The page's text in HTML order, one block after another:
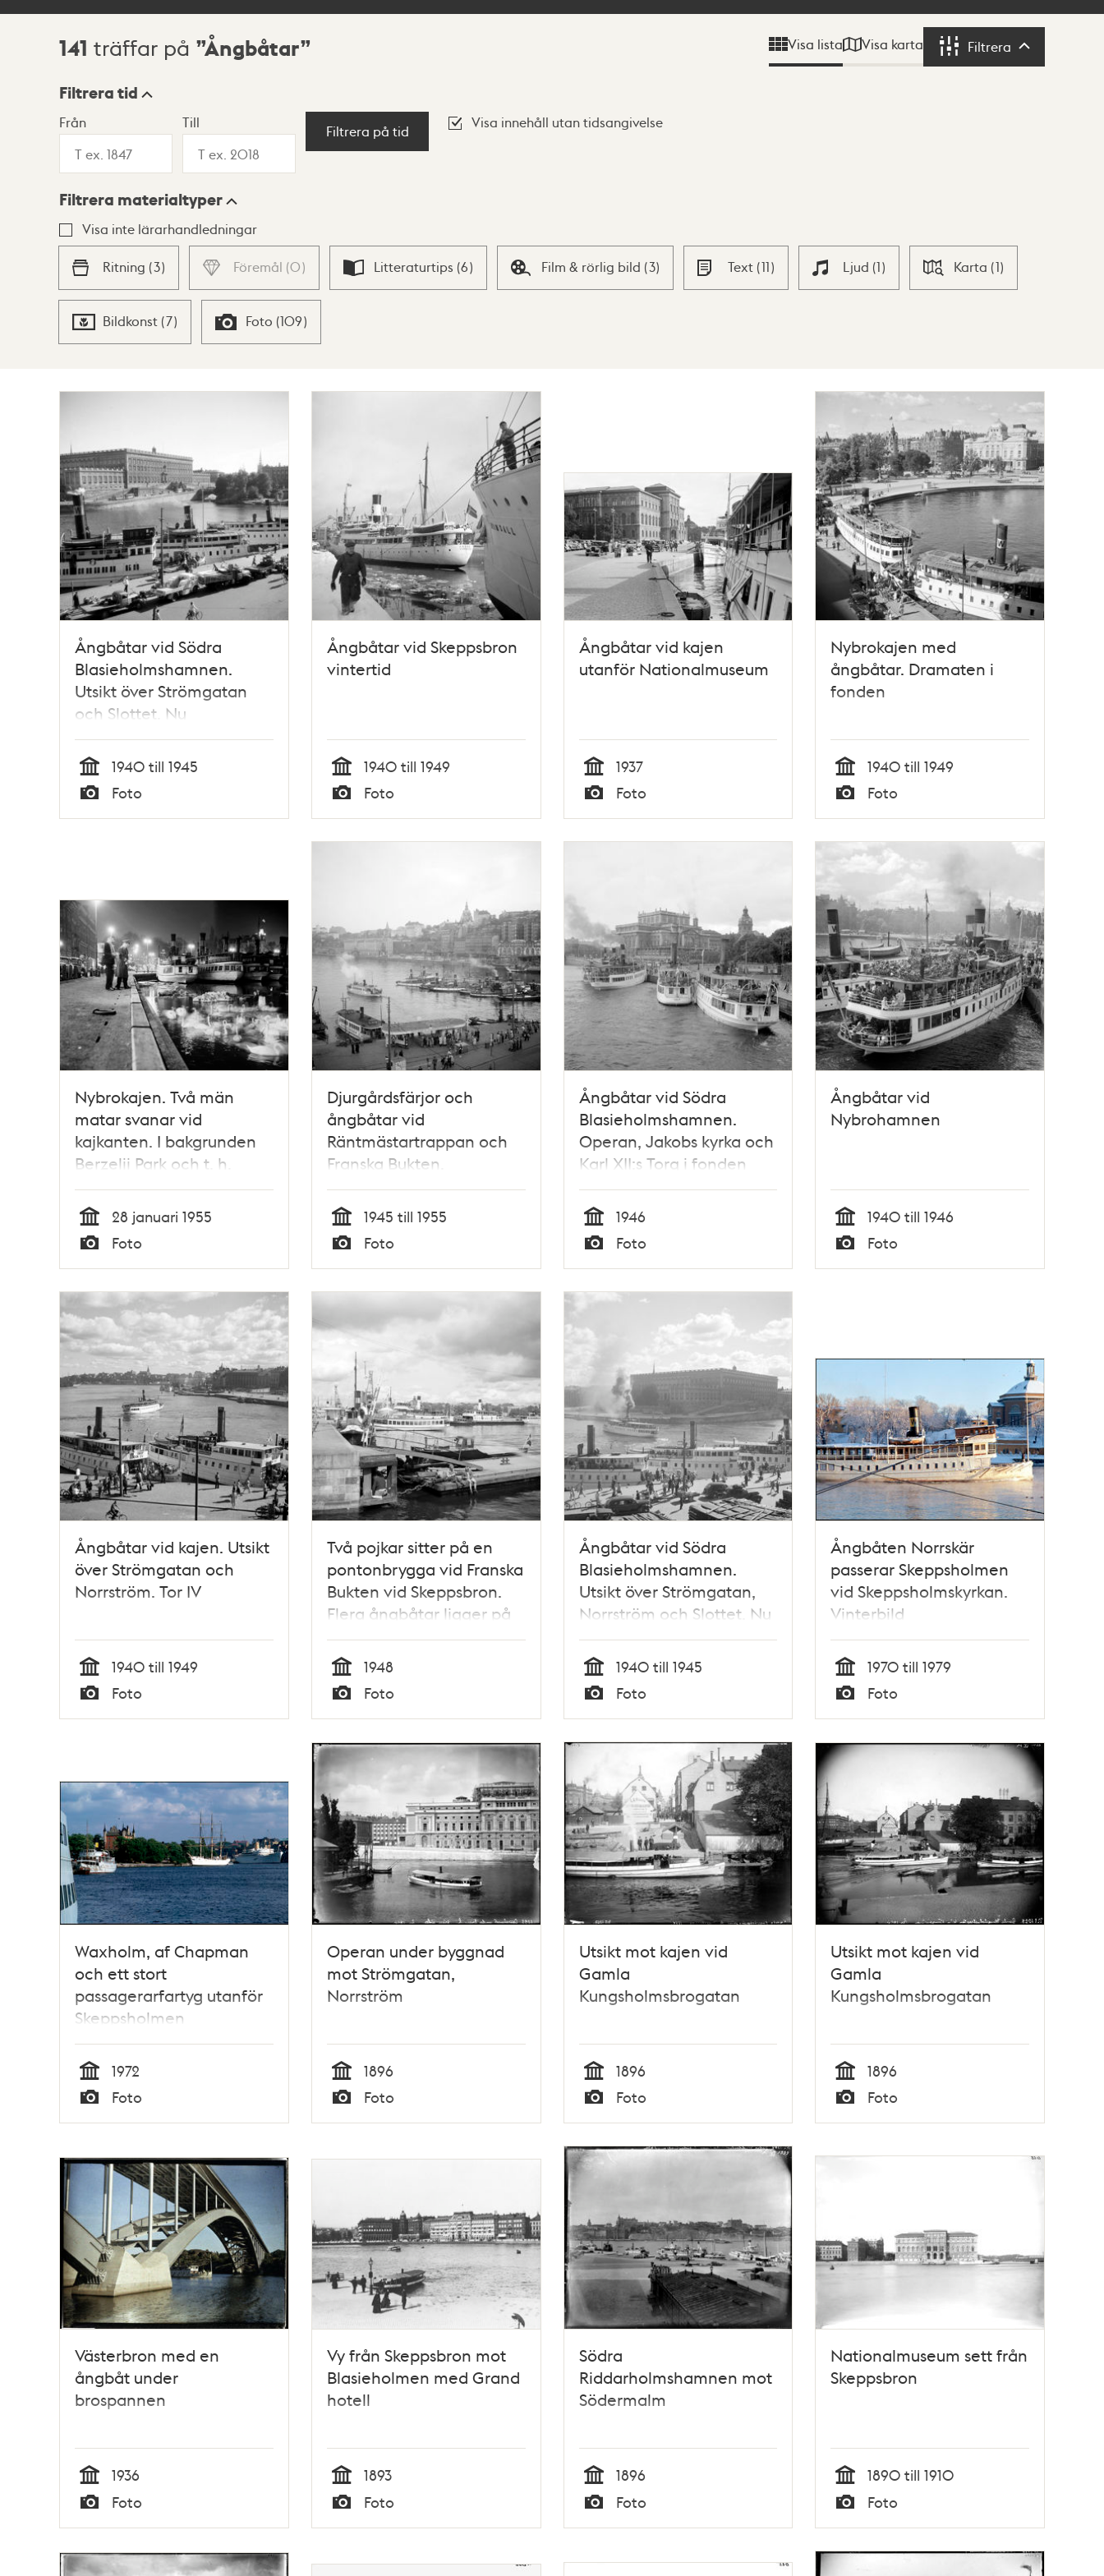
Sökresultat
141 träffar på Ångbåtar Visa lista Visa karta Filtrera Filtrera
Visningsläge
Lista Karta
Filtrera tid
Från Till
Filtrera på tid
Visa innehåll utan tidsangivelse
Filtrera materialtyper
Visa inte lärarhandledningar
Ritning (3) Föremål (0) Litteraturtips (6) Film & rörlig bild (3) Text (11) Ljud (1) Karta (1)
Bildkonst (7) Foto (109)
Ångbåtar vid Södra
Blasieholmshamnen.
Utsikt över Strömgatan
och Slottet. Nu
Strömkajen
Tid
1940 till 1945
Typ
Foto
Ångbåtar vid Skeppsbron
vintertid
Tid
1940 till 1949
Typ
Foto
Ångbåtar vid kajen
utanför Nationalmuseum
Tid
1937
Typ
Foto
Nybrokajen med
ångbåtar. Dramaten i
fonden
Tid
1940 till 1949
Typ
Foto
Nybrokajen. Två män
matar svanar vid
kajkanten. I bakgrunden
Berzelii Park och t. h.
ångbåtar
Tid
28 januari 1955
Typ
Foto
Djurgårdsfärjor och
ångbåtar vid
Räntmästartrappan och
Franska Bukten.
Stadsgårdshamnen i
bakgrunden
Tid
1945 till 1955
Typ
Foto
Ångbåtar vid Södra
Blasieholmshamnen.
Operan, Jakobs kyrka och
Karl XII:s Torg i fonden
Tid
1946
Typ
Foto
Ångbåtar vid
Nybrohamnen
Tid
1940 till 1946
Typ
Foto
Ångbåtar vid kajen. Utsikt
över Strömgatan och
Norrström. Tor IV
Tid
1940 till 1949
Typ
Foto
Två pojkar sitter på en
pontonbrygga vid Franska
Bukten vid Skeppsbron.
Flera ångbåtar ligger på
Strömmen
Tid
1948
Typ
Foto
Ångbåtar vid Södra
Blasieholmshamnen.
Utsikt över Strömgatan,
Norrström och Slottet. Nu
Strömkajen
Tid
1940 till 1945
Typ
Foto
Ångbåten Norrskär
passerar Skeppsholmen
vid Skeppsholmskyrkan.
Vinterbild
Tid
1970 till 1979
Typ
Foto
Waxholm, af Chapman
och ett stort
passagerarfartyg utanför
Skeppsholmen
Tid
1972
Typ
Foto
Operan under byggnad
mot Strömgatan,
Norrström
Tid
1896
Typ
Foto
Utsikt mot kajen vid
Gamla
Kungsholmsbrogatan
Tid
1896
Typ
Foto
Utsikt mot kajen vid
Gamla
Kungsholmsbrogatan
Tid
1896
Typ
Foto
Västerbron med en
ångbåt under
brospannen
Tid
1936
Foto
Vy från Skeppsbron mot
Blasieholmen med Grand
hotell
Tid
1893
Foto
Södra
Riddarholmshamnen mot
Södermalm
Tid
1896
Foto
Nationalmuseum sett från
Skeppsbron
Tid
1890 till 1910
Foto